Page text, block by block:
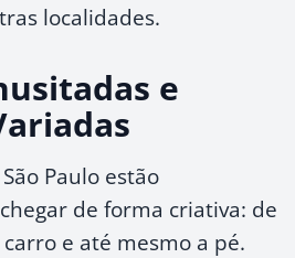
localidades.
e
Paulo estão
de forma criativa: de
e até mesmo a pé.